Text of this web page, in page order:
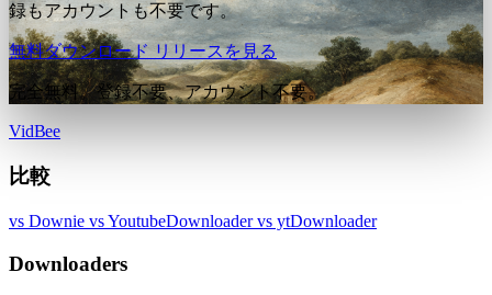
録もアカウントも不要です。
無料ダウンロード リリースを見る
完全無料。登録不要、アカウント不要。
VidBee
比較
vs Downie vs YoutubeDownloadervs ytDownloader
Downloaders